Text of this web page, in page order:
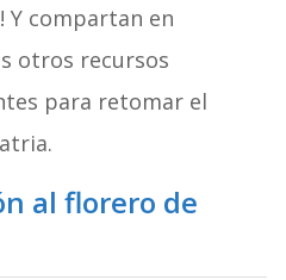
Y compartan en
otros recursos
para retomar el
al florero de